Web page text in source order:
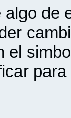
algo de
el